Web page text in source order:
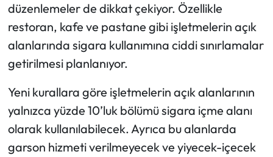
düzenlemeler de dikkat çekiyor. Özellikle
restoran, kafe ve pastane gibi işletmelerin açık
alanlarında sigara kullanımına ciddi sınırlamalar
getirilmesi planlanıyor.
Yeni kurallara göre işletmelerin açık alanlarının
yalnızca yüzde 10’luk bölümü sigara içme alanı
olarak kullanılabilecek. Ayrıca bu alanlarda
garson hizmeti verilmeyecek ve yiyecek-içecek